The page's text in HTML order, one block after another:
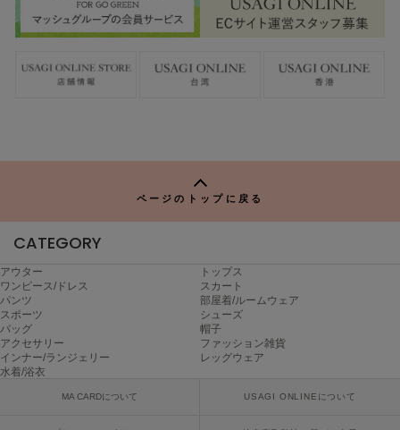
ページのトップに戻る
CATEGORY
アウター
トップス
ワンピース/ドレス
スカート
パンツ
部屋着/ルームウェア
スポーツ
シューズ
バッグ
帽子
アクセサリー
ファッション雑貨
インナー/ランジェリー
レッグウェア
水着/浴衣
MA CARDについて USAGI ONLINEについて